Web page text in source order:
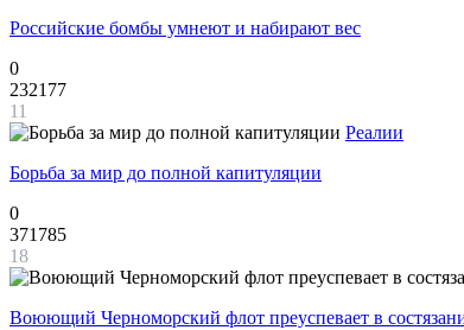
Российские бомбы умнеют и набирают вес
0
232177
11
Реалии
Борьба за мир до полной капитуляции
0
371785
18
Воюющий Черноморский флот преуспевает в